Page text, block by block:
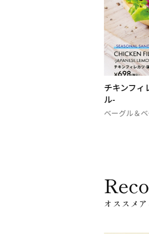
チキンフィ
ル-
ベーグル＆
オススメ